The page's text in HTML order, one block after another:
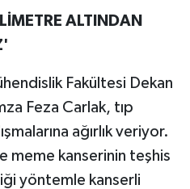
ALTINDAN
Fakültesi Dekan
Feza Carlak, tıp
ağırlık veriyor.
meme kanserinin teşhis
yöntemle kanserli